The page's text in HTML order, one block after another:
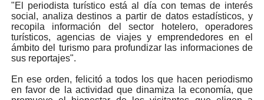
"El periodista turístico está al día con temas de interés
social, analiza destinos a partir de datos estadísticos, y
recopila información del sector hotelero, operadores
turísticos, agencias de viajes y emprendedores en el
ámbito del turismo para profundizar las informaciones de
sus reportajes".
En ese orden, felicitó a todos los que hacen periodismo
en favor de la actividad que dinamiza la economía, que